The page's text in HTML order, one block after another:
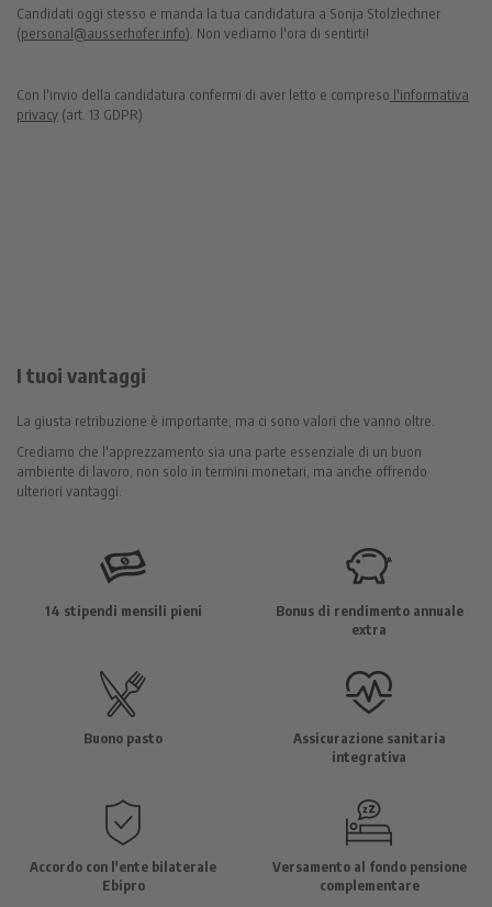
Candidati oggi stesso e manda la tua candidatura a Sonja Stolzlechner
(personal@ausserhofer.info). Non vediamo l'ora di sentirti!
Con l'invio della candidatura confermi di aver letto e compreso l'informativa
privacy (art. 13 GDPR)
I tuoi vantaggi
La giusta retribuzione è importante, ma ci sono valori che vanno oltre.
Crediamo che l'apprezzamento sia una parte essenziale di un buon
ambiente di lavoro, non solo in termini monetari, ma anche offrendo
ulteriori vantaggi.
14 stipendi mensili pieni
Bonus di rendimento annuale
extra
Buono pasto
Assicurazione sanitaria
integrativa
Accordo con l'ente bilaterale
Ebipro
Versamento al fondo pensione
complementare